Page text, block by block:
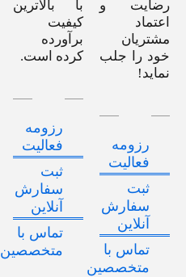
رضایت و
اعتماد
مشتریان
خود را جلب
نماید!
رزومه
فعالیت
ثبت
سفارش
آنلاین
تماس با
متخصصین
با بالاترین
کیفیت
برآورده
کرده است.
رزومه
فعالیت
ثبت
سفارش
آنلاین
تماس با
متخصصین